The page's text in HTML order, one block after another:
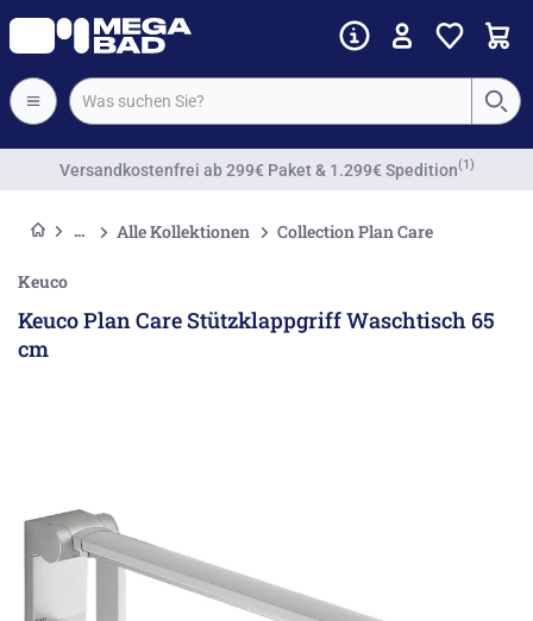
Alle Kollektionen Collection Plan Care
Keuco
Keuco Plan Care Stützklappgriff Waschtisch 65
cm